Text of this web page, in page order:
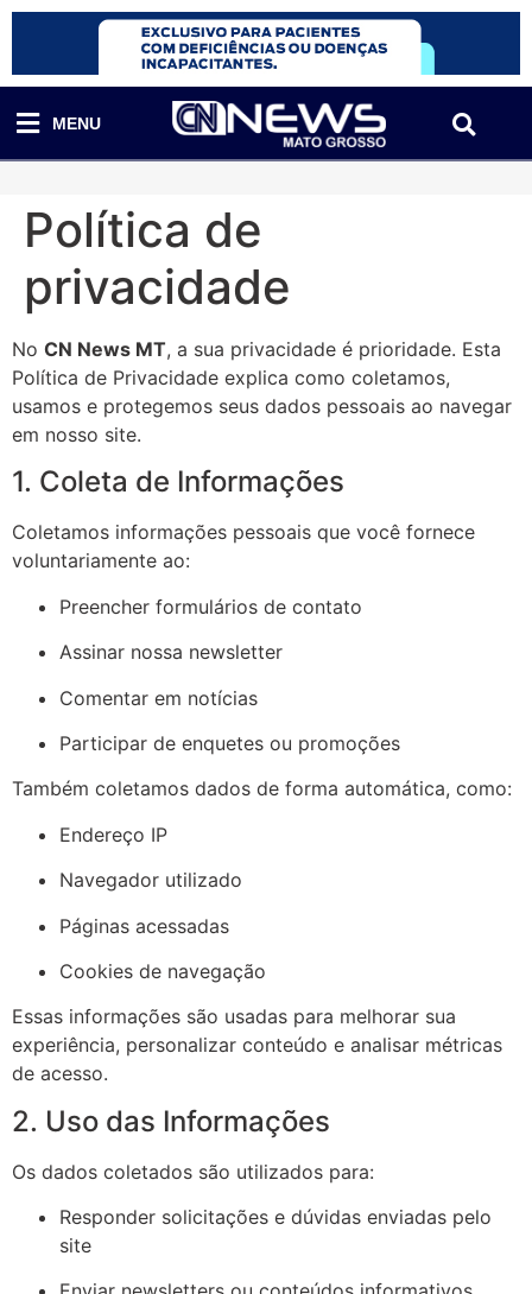
MENU
Política de
privacidade
No CN News MT, a sua privacidade é prioridade. Esta
Política de Privacidade explica como coletamos,
usamos e protegemos seus dados pessoais ao navegar
em nosso site.
1. Coleta de Informações
Coletamos informações pessoais que você fornece
voluntariamente ao:
Preencher formulários de contato
Assinar nossa newsletter
Comentar em notícias
Participar de enquetes ou promoções
Também coletamos dados de forma automática, como:
Endereço IP
Navegador utilizado
Páginas acessadas
Cookies de navegação
Essas informações são usadas para melhorar sua
experiência, personalizar conteúdo e analisar métricas
de acesso.
2. Uso das Informações
Os dados coletados são utilizados para:
Responder solicitações e dúvidas enviadas pelo
site